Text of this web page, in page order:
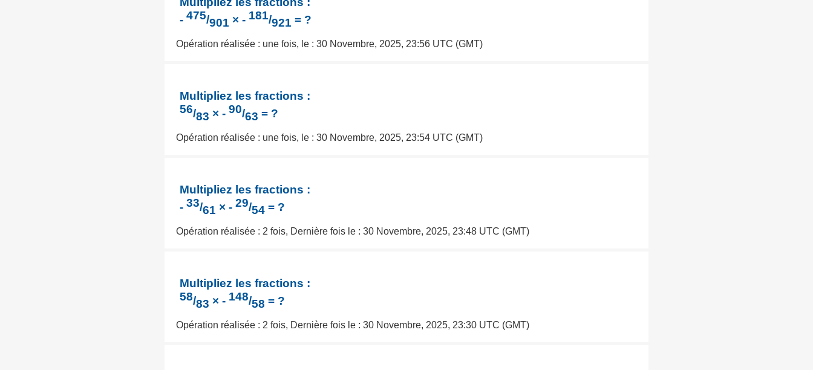
-475/901 × - 181/921 = ?
Opération réalisée : une fois, le : 30 Novembre, 2025, 23:56 UTC (GMT)
Multipliez les fractions :
56/83 × - 90/63 = ?
Opération réalisée : une fois, le : 30 Novembre, 2025, 23:54 UTC (GMT)
Multipliez les fractions :
-33/61 × -29/54 = ?
Opération réalisée : 2 fois, Dernière fois le : 30 Novembre, 2025, 23:48 UTC (GMT)
Multipliez les fractions :
58/83 × - 148/58 = ?
Opération réalisée : 2 fois, Dernière fois le : 30 Novembre, 2025, 23:30 UTC (GMT)